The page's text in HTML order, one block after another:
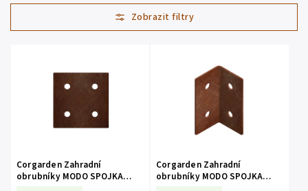
Nejdražší
Nejprodávanější
Corgarden Zahradní
obrubníky MODO SPOJKA
Corgarden Zahradní
obrubníky MODO SPOJKA